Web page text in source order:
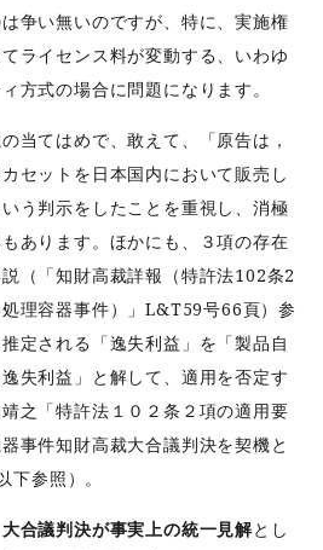
争い無いのですが、特に、実施権
ライセンス料が変動する、いわゆ
方式の場合に問題になります。
当てはめで、敢えて、「原告は，
セットを日本国内において販売し
う判示をしたことを重視し、消極
あります。ほかにも、３項の存在
（「知財高裁詳報（特許法102条2
理容器事件）」L&T59号66頁）参
定される「逸失利益」を「製品自
失利益」と解して、適用を否定す
之「特許法１０２条２項の適用要
事件知財高裁大合議判決を契機と
参照）。
大合議判決が事実上の統一見解とし